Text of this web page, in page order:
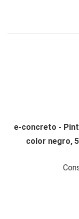
e-concreto -
color negro,